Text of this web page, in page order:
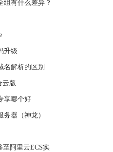
组有什么差异？
升级
名解析的区别
云版
享哪个好
务器（神龙）
至阿里云ECS实